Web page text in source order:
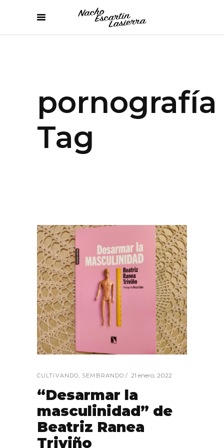
pornografía
Tag
CULTIVANDO SEMBRANDO 21 enero, 2022
“Desarmar la
masculinidad” de
Beatriz Ranea
Triviño